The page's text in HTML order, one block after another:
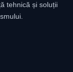
tehnică și soluții